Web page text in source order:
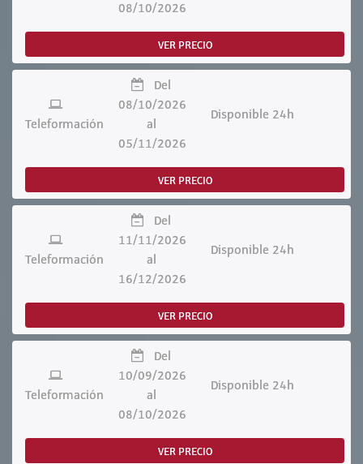
08/10/2026
VER PRECIO
Teleformación
Del
08/10/2026
al
05/11/2026
Disponible 24h
VER PRECIO
Teleformación
Del
11/11/2026
al
16/12/2026
Disponible 24h
VER PRECIO
Teleformación
Del
10/09/2026
al
08/10/2026
Disponible 24h
VER PRECIO